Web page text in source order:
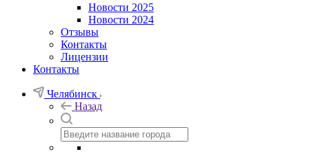
Новости 2025
Новости 2024
Отзывы
Контакты
Лицензии
Контакты
Челябинск
Назад